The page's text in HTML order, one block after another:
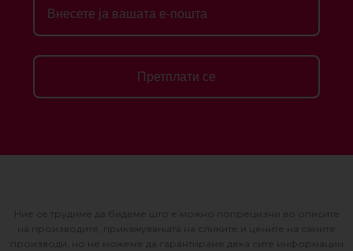
Претплати се
Ние се трудиме да бидеме што е можно попрецизни во описите
на производите, прикажувањата на сликите и цените на самите
производи, но не можеме да гарантираме дека сите информации